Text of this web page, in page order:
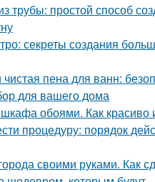
трубы: простой способ
секреты создания
чистая пена для ванн:
для вашего дома
обоями. Как красиво
процедуру: порядок
своими руками. Как